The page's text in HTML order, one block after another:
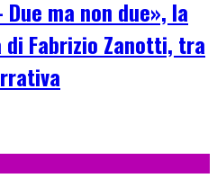
Due ma non due», la
di Fabrizio Zanotti, tra